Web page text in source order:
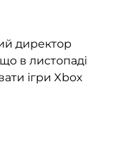
директор
в листопаді
ігри Xbox